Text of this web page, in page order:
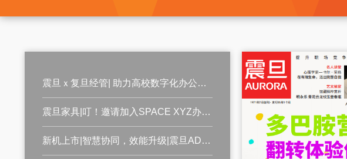
震旦ｘ复旦经管| 助力高校数字化办公升级
震旦家具|叮！邀请加入SPACE XYZ办公空间探索旅程
新机上市|智慧协同，效能升级|震旦ADC255S彩色数码复合机